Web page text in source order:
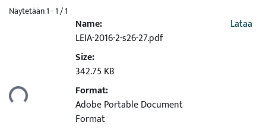
Näytetään1 - 1 / 1
Name:
LEIA-2016-2-s26-27.pdf
Size:
342.75 KB
Format:
Adobe Portable Document
Format
Lataa